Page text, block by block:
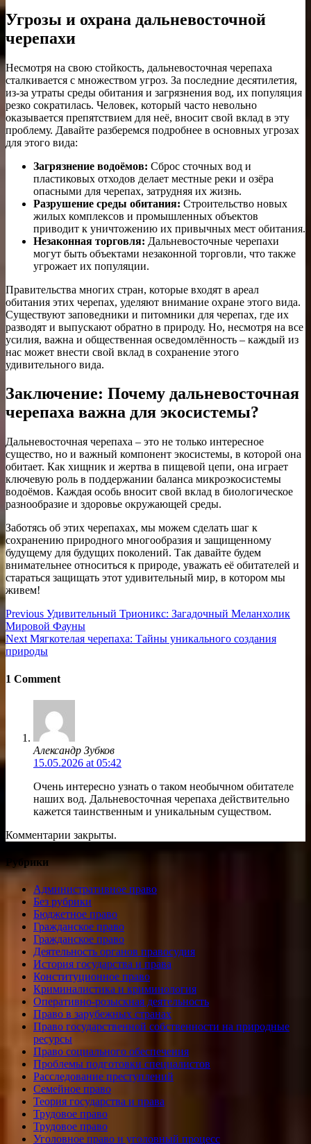
Угрозы и охрана дальневосточной
черепахи
Несмотря на свою стойкость, дальневосточная черепаха
сталкивается с множеством угроз. За последние десятилетия,
из-за утраты среды обитания и загрязнения вод, их популяция
резко сократилась. Человек, который часто невольно
оказывается препятствием для неё, вносит свой вклад в эту
проблему. Давайте разберемся подробнее в основных угрозах
для этого вида:
Загрязнение водоёмов: Сброс сточных вод и
пластиковых отходов делает местные реки и озёра
опасными для черепах, затрудняя их жизнь.
Разрушение среды обитания: Строительство новых
жилых комплексов и промышленных объектов
приводит к уничтожению их привычных мест обитания.
Незаконная торговля: Дальневосточные черепахи
могут быть объектами незаконной торговли, что также
угрожает их популяции.
Правительства многих стран, которые входят в ареал
обитания этих черепах, уделяют внимание охране этого вида.
Существуют заповедники и питомники для черепах, где их
разводят и выпускают обратно в природу. Но, несмотря на все
усилия, важна и общественная осведомлённость – каждый из
нас может внести свой вклад в сохранение этого
удивительного вида.
Заключение: Почему дальневосточная
черепаха важна для экосистемы?
Дальневосточная черепаха – это не только интересное
существо, но и важный компонент экосистемы, в которой она
обитает. Как хищник и жертва в пищевой цепи, она играет
ключевую роль в поддержании баланса микроэкосистемы
водоёмов. Каждая особь вносит свой вклад в биологическое
разнообразие и здоровье окружающей среды.
Заботясь об этих черепахах, мы можем сделать шаг к
сохранению природного многообразия и защищенному
будущему для будущих поколений. Так давайте будем
внимательнее относиться к природе, уважать её обитателей и
стараться защищать этот удивительный мир, в котором мы
живем!
Навигация
по
записям
Previous Previous
post:
Удивительный Трионикс: Загадочный Меланхолик
Мировой Фауны
Next Next
post:
Мягкотелая черепаха: Тайны уникального создания
природы
1 Comment
Александр Зубков
15.05.2026 at 05:42
Очень интересно узнать о таком необычном обитателе
наших вод. Дальневосточная черепаха действительно
кажется таинственным и уникальным существом.
Комментарии закрыты.
Рубрики
Административное право
Без рубрики
Бюджетное право
Гражданское право
Гражданское право
Деятельность органов правосудия
История государства и права
Конституционное право
Криминалистика и криминология
Оперативно-розыскная деятельность
Право в зарубежных странах
Право государственной собственности на природные
ресурсы
Право социального обеспечения
Проблемы подготовки специалистов
Расследование преступлений
Семейное право
Теория государства и права
Трудовое право
Трудовое право
Уголовное право и уголовный процесс